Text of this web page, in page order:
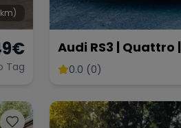
€
Tag
Audi RS3 | Quattro |
0.0 (0)